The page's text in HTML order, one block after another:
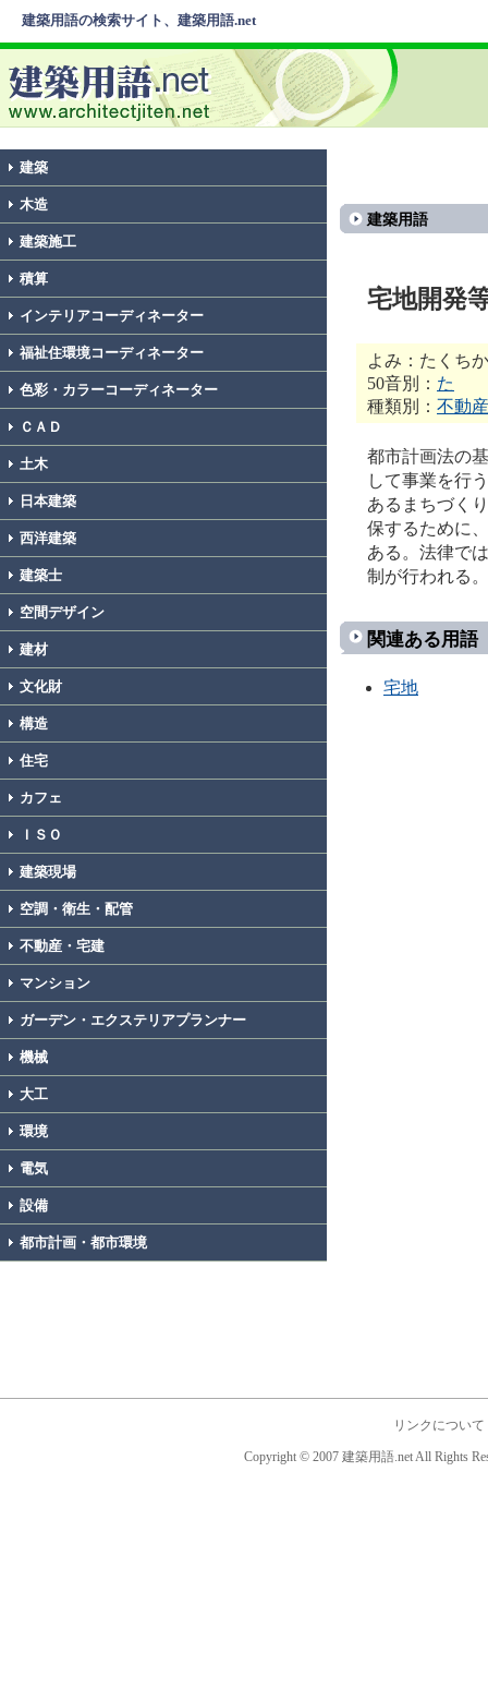
建築用語の検索サイト、建築用語.net
建築
木造
建築施工
積算
インテリアコーディネーター
福祉住環境コーディネーター
色彩・カラーコーディネーター
ＣＡＤ
土木
日本建築
西洋建築
建築士
空間デザイン
建材
文化財
構造
住宅
カフェ
ＩＳＯ
建築現場
空調・衛生・配管
不動産・宅建
マンション
ガーデン・エクステリアプランナー
機械
大工
環境
電気
設備
都市計画・都市環境
建築用語
宅地開発
よみ：たくち
50音別： た
種類別： 不動
都市計画法の
して事業を行
あるまちづく
保するために
ある。法律で
制が行われる。
関連ある用語
宅地
リンクについて
Copyright © 2007 建築用語.net All Rights